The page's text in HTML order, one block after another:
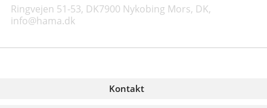
Ringvejen 51-53, DK7900 Nykobing Mors, DK,
info@hama.dk
Kontakt